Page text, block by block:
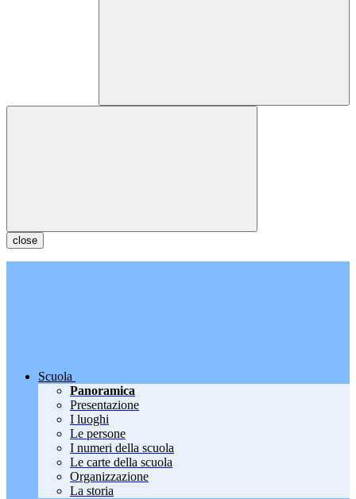
close
Scuola
Panoramica
Presentazione
I luoghi
Le persone
I numeri della scuola
Le carte della scuola
Organizzazione
La storia